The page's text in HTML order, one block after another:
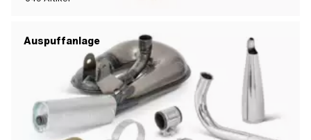
Auspuffanlage